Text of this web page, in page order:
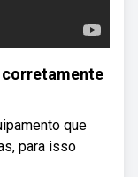
corretamente
que
para isso